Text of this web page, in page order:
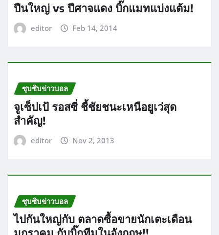
ปืนใหญ่ vs ปีศาจแดง บิ๊กแมทแบ่งแต้ม!
editor Feb 14, 2014
ซุบซิบข่าวบอล
จูเซ็ปเป้ รอสซี่ ชี้ชัยชนะเหนือยูเว่สุด
สำคัญ!
editor Nov 2, 2013
ซุบซิบข่าวบอล
ไปกันใหญ่กับ ตลาดซื้อขายนักเตะเดือน